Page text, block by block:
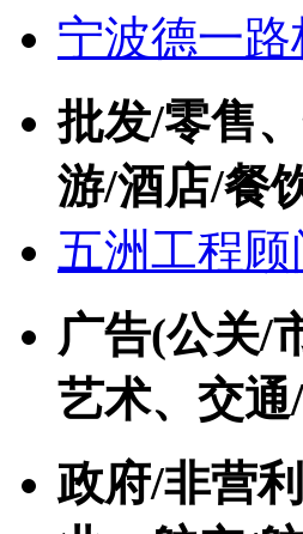
宁波德一
批发/零售
游/酒店/餐
五洲工程
广告(公关/
艺术、交
政府/非营